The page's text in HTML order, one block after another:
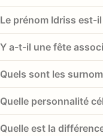
s'instruit » ou « l'instruit »,
l'apprentissage. Le
présenté comme un
Le prénom Idriss est-
atteint son pic en 2022
national cette année-là.
sur l'ensemble de la
Y a-t-il une fête
pas de jour de fête
tradition musulmane, à
choisissent librement une
Quels sont les
Idi, Driss ou Dris, cette
Maghreb. Certaines
variations tendres au
Quelle personnalité
militaire et chef d'État
Quelle est la